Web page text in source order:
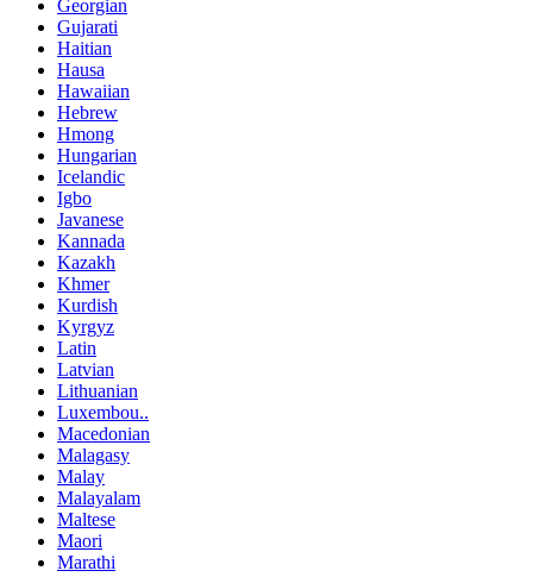
Georgian
Gujarati
Haitian
Hausa
Hawaiian
Hebrew
Hmong
Hungarian
Icelandic
Igbo
Javanese
Kannada
Kazakh
Khmer
Kurdish
Kyrgyz
Latin
Latvian
Lithuanian
Luxembou..
Macedonian
Malagasy
Malay
Malayalam
Maltese
Maori
Marathi